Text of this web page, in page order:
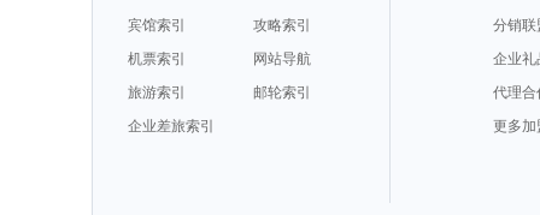
宾馆索引
攻略索引
机票索引
网站导航
旅游索引
邮轮索引
企业差旅索引
分销联
企业礼
代理合
更多加